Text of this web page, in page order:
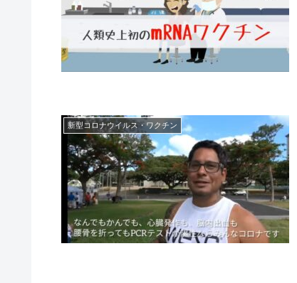
新型コロナウイルス・ワクチン